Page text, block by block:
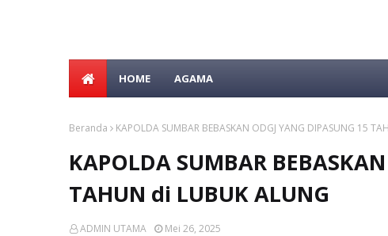
HOME AGAMA
Beranda KAPOLDA SUMBAR BEBASKAN ODGJ YANG DIPASUNG 15
KAPOLDA SUMBAR
TAHUN di LUBUK ALUNG
ADMIN UTAMA Mei 26, 2025